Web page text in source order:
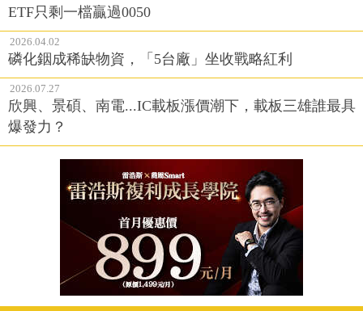
ETF只剩一檔贏過0050
2026.04.02
磷化銦成稀缺物資，「5台廠」坐收戰略紅利
2026.07.27
欣興、景碩、南電...IC載板漲價潮下，載板三雄誰最具
爆發力？